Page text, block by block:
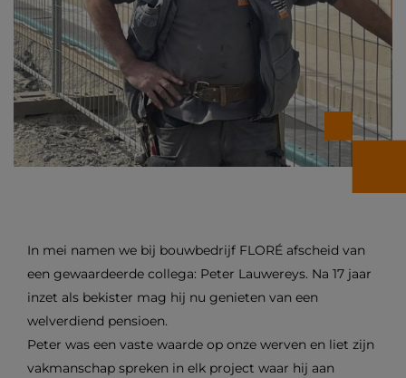
In mei namen we bij bouwbedrijf FLORÉ afscheid van
een gewaardeerde collega: Peter Lauwereys. Na 17 jaar
inzet als bekister mag hij nu genieten van een
welverdiend pensioen.
Peter was een vaste waarde op onze werven en liet zijn
vakmanschap spreken in elk project waar hij aan